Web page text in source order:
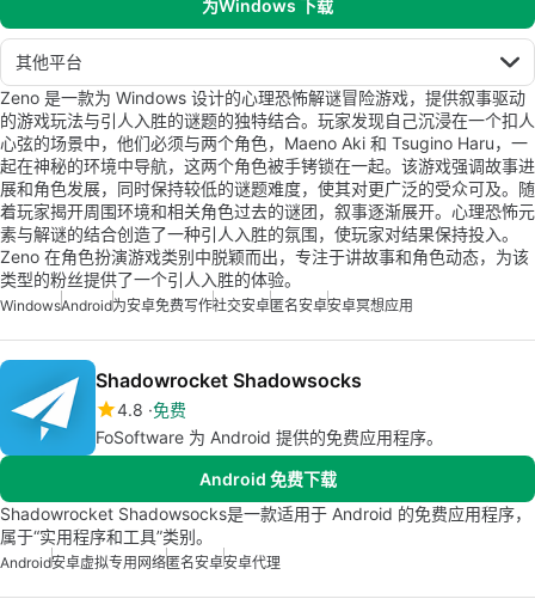
为Windows 下载
其他平台
Zeno 是一款为 Windows 设计的心理恐怖解谜冒险游戏，提供叙事驱动
的游戏玩法与引人入胜的谜题的独特结合。玩家发现自己沉浸在一个扣人
心弦的场景中，他们必须与两个角色，Maeno Aki 和 Tsugino Haru，一
起在神秘的环境中导航，这两个角色被手铐锁在一起。该游戏强调故事进
展和角色发展，同时保持较低的谜题难度，使其对更广泛的受众可及。随
着玩家揭开周围环境和相关角色过去的谜团，叙事逐渐展开。心理恐怖元
素与解谜的结合创造了一种引人入胜的氛围，使玩家对结果保持投入。
Zeno 在角色扮演游戏类别中脱颖而出，专注于讲故事和角色动态，为该
类型的粉丝提供了一个引人入胜的体验。
WindowsAndroid为安卓免费写作社交安卓匿名安卓安卓冥想应用
Shadowrocket Shadowsocks
4.8 免费
FoSoftware 为 Android 提供的免费应用程序。
Android 免费下载
Shadowrocket Shadowsocks是一款适用于 Android 的免费应用程序，
属于“实用程序和工具”类别。
Android安卓虚拟专用网络匿名安卓安卓代理